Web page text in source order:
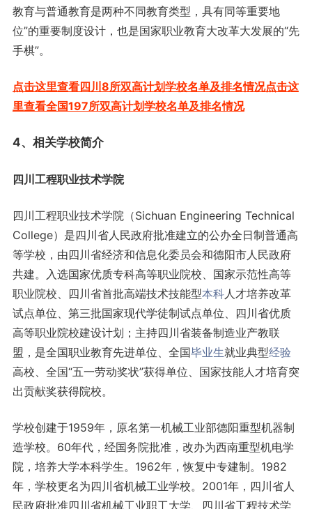
教育与普通教育是两种不同教育类型，具有同等重要地
位”的重要制度设计，也是国家职业教育大改革大发展的“先
手棋”。
点击这里查看四川8所双高计划学校名单及排名情况点击这
里查看全国197所双高计划学校名单及排名情况
4、相关学校简介
四川工程职业技术学院
四川工程职业技术学院（Sichuan Engineering Technical
College）是四川省人民政府批准建立的公办全日制普通高
等学校，由四川省经济和信息化委员会和德阳市人民政府
共建。入选国家优质专科高等职业院校、国家示范性高等
职业院校、四川省首批高端技术技能型本科人才培养改革
试点单位、第三批国家现代学徒制试点单位、四川省优质
高等职业院校建设计划；主持四川省装备制造业产教联
盟，是全国职业教育先进单位、全国毕业生就业典型经验
高校、全国“五一劳动奖状”获得单位、国家技能人才培育突
出贡献奖获得院校。
学校创建于1959年，原名第一机械工业部德阳重型机器制
造学校。60年代，经国务院批准，改办为西南重型机电学
院，培养大学本科学生。1962年，恢复中专建制。1982
年，学校更名为四川省机械工业学校。2001年，四川省人
民政府批准四川省机械工业职工大学、四川省工程技术学